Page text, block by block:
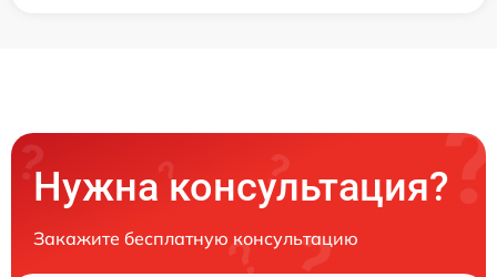
Нужна консультация?
Закажите бесплатную консультацию